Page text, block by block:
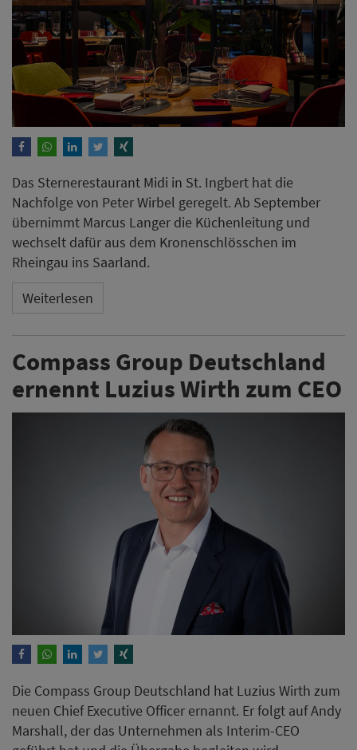
Das Sternerestaurant Midi in St. Ingbert hat die
Nachfolge von Peter Wirbel geregelt. Ab September
übernimmt Marcus Langer die Küchenleitung und
wechselt dafür aus dem Kronenschlösschen im
Rheingau ins Saarland.
Weiterlesen
Compass Group Deutschland
ernennt Luzius Wirth zum CEO
Die Compass Group Deutschland hat Luzius Wirth zum
neuen Chief Executive Officer ernannt. Er folgt auf Andy
Marshall, der das Unternehmen als Interim-CEO